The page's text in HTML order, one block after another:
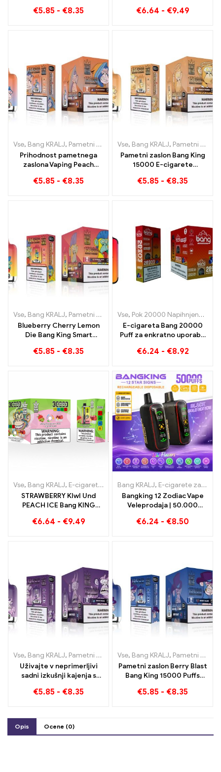
izkušnja, polna svežih
€5.85 - €8.35
30000 Puffs E-CIGARETE
€6.64 - €9.49
Vse, Bang KRALJ, Pametni zaslon Bang King 15000 Puff ,E-
Prihodnost pametnega
zaslona Vaping Peach
Puff
€5.85 - €8.35
Vse, Bang KRALJ, Pametni zaslon Bang King 15000 Puff
Pametni zaslon Bang King
15000 E-cigarete
€5.85 - €8.35
Vse, Bang KRALJ, Pametni zaslon Bang King 15000 Puff ,E-
Blueberry Cherry Lemon
Die Bang King Smart
Pregled inovativne e-
€5.85 - €8.35
Vse, Pok 20000 Napihnjenci
E-cigareta Bang 20000
Puff za enkratno uporabo
lubenice z dvojno mrežico
€6.24 - €8.92
Vse, Bang KRALJ, E-cigarete za enkratno uporabo Litva ,E-
STRAWBERRY KIwI Und
PEACH ICE Bang KING
za enkratno uporabo Puffs
€6.64 - €9.49
Bang KRALJ, E-cigarete za enkratno uporabo
Bangking 12 Zodiac Vape
Veleprodaja | 50.000
€6.24 - €8.50
Vse, Bang KRALJ, Pametni zaslon Bang King 15000 Puff ,E-
Uživajte v neprimerljivi
sadni izkušnji kajenja s
Jelly Bang King 15000 Puff
€5.85 - €8.35
Vse, Bang KRALJ, Pametni zaslon Bang King 15000 Puff
Pametni zaslon Berry Blast
Bang King 15000 Puffs
za enkratno uporabo
€5.85 - €8.35
Opis Ocene (0)